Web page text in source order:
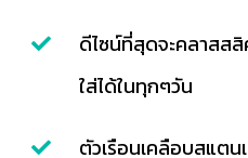
ดีไซน์ที่สุดจะคลาสสสิ
ใส่ได้ในทุกๆวัน
ตัวเรือนเคลือบสแต